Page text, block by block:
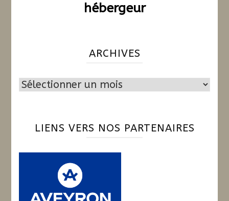
hébergeur
ARCHIVES
Archives
LIENS VERS NOS PARTENAIRES